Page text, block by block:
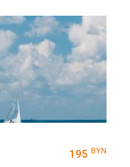
195 BYN